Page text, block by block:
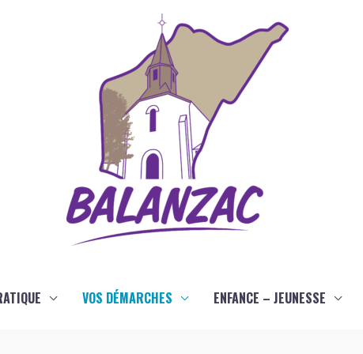
VOS DÉMARCHES ENFANCE – JEUNESSE